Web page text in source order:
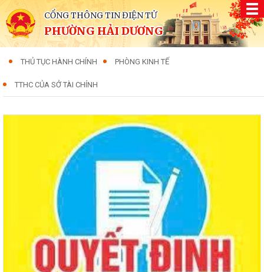
CỔNG THÔNG TIN ĐIỆN TỬ
PHƯỜNG HẢI DƯƠNG
THỦ TỤC HÀNH CHÍNH PHÒNG KINH TẾ
TTHC CỦA SỞ TÀI CHÍNH